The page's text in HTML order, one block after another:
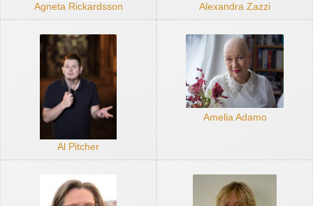
Agneta Rickardsson Alexandra Zazzi
Al Pitcher
Amelia Adamo